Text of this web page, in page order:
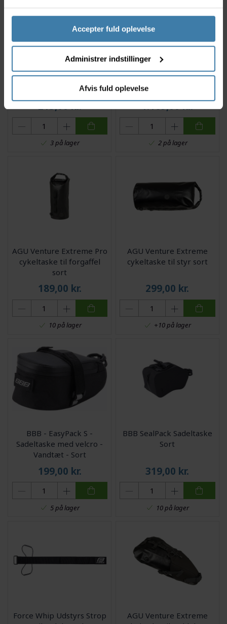
Accepter fuld oplevelse
Administrer indstillinger
Afvis fuld oplevelse
BBB - EasyPack L -
Sadeltaske med velcro -
Vandtæt - Sort
213,00kr.
3 på lager
Ortlieb Seat-Pack Quick
Release - Sadeltaske - 13
L - Dark Sand
1.169,00kr.
2 på lager
AGU Venture Extreme Pro
cykeltaske til forgaffel
sort
189,00 kr.
10 på lager
AGU Venture Extreme
cykeltaske til styr sort
299,00 kr.
+10 på lager
BBB - EasyPack S -
Sadeltaske med velcro -
Vandtæt - Sort
199,00 kr.
5 på lager
BBB SealPack Sadeltaske
Sort
319,00 kr.
10 på lager
Force Whip Udstyrs Strop
AGU Venture Extreme